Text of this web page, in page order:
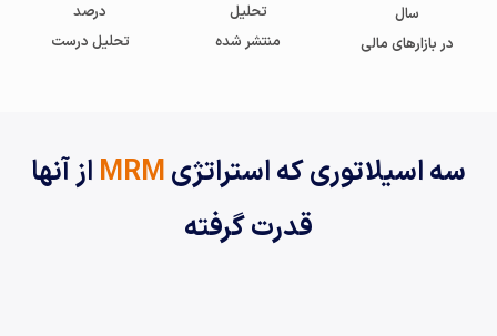
سال
در بازارهای مالی
تحلیل
منتشر شده
درصد
تحلیل درست
سه اسیلاتوری که استراتژیMRM از آنها
قدرت گرفته